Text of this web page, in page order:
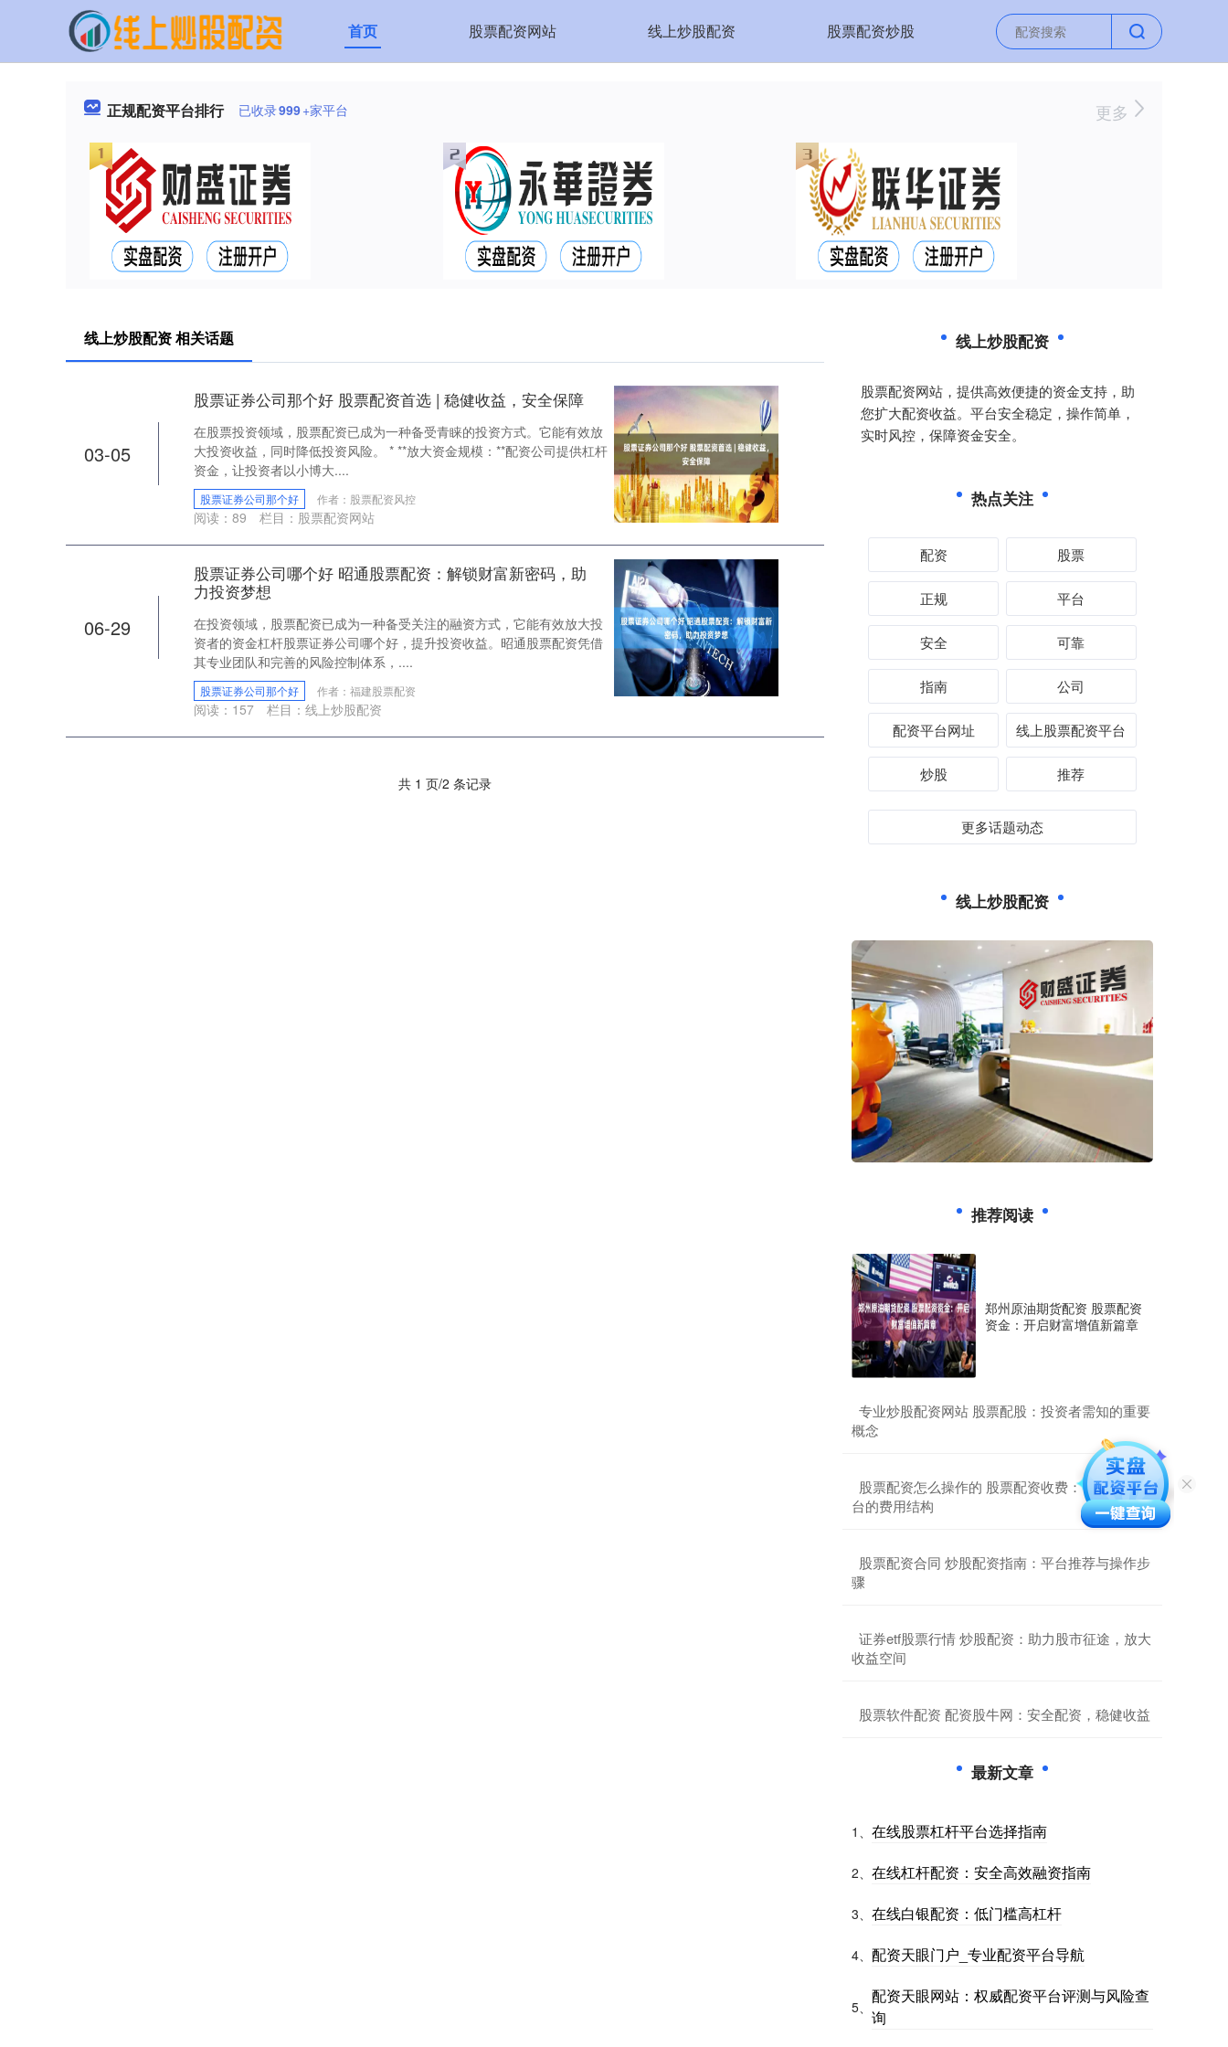
首页 股票配资网站 线上炒股配资 股票配资炒股
正规配资平台排行 已收录999+家平台 更多
线上炒股配资 相关话题
03-05
股票证券公司那个好 股票配资首选 | 稳健收益，安全保障
在股票投资领域，股票配资已成为一种备受青睐的投资方式。它能有效放
大投资收益，同时降低投资风险。 * **放大资金规模：**配资公司提供杠杆
资金，让投资者以小博大....
股票证券公司那个好 作者：股票配资风控
阅读： 89 栏目： 股票配资网站
06-29
股票证券公司哪个好 昭通股票配资：解锁财富新密码，助
力投资梦想
在投资领域，股票配资已成为一种备受关注的融资方式，它能有效放大投
资者的资金杠杆股票证券公司哪个好，提升投资收益。昭通股票配资凭借
其专业团队和完善的风险控制体系，....
股票证券公司那个好 作者：福建股票配资
阅读： 157 栏目： 线上炒股配资
共 1 页/2 条记录
线上炒股配资
股票配资网站，提供高效便捷的资金支持，助
您扩大配资收益。平台安全稳定，操作简单，
实时风控，保障资金安全。
热点关注
配资 股票
正规 平台
安全 可靠
指南 公司
配资平台网址 线上股票配资平台
炒股 推荐
更多话题动态
线上炒股配资
推荐阅读
郑州原油期货配资 股票配资
资金：开启财富增值新篇章
​专业炒股配资网站 股票配股：投资者需知的重要
概念
​股票配资怎么操作的 股票配资收费：了解不同平
台的费用结构
​股票配资合同 炒股配资指南：平台推荐与操作步
骤
​证券etf股票行情 炒股配资：助力股市征途，放大
收益空间
​股票软件配资 配资股牛网：安全配资，稳健收益
最新文章
1、 在线股票杠杆平台选择指南
2、 在线杠杆配资：安全高效融资指南
3、 在线白银配资：低门槛高杠杆
4、 配资天眼门户_专业配资平台导航
5、
配资天眼网站：权威配资平台评测与风险查
询